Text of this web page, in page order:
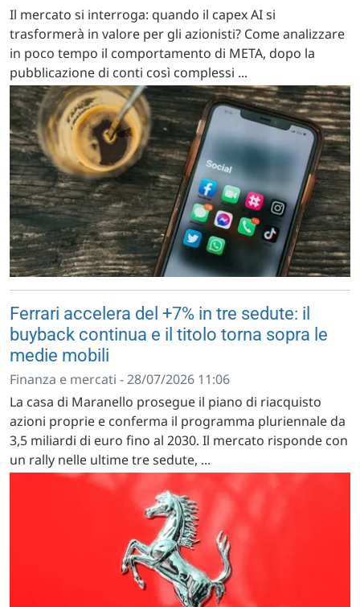
Il mercato si interroga: quando il capex AI si
trasformerà in valore per gli azionisti? Come analizzare
in poco tempo il comportamento di META, dopo la
pubblicazione di conti così complessi ...
Ferrari accelera del +7% in tre sedute: il
buyback continua e il titolo torna sopra le
medie mobili
Finanza e mercati - 28/07/2026 11:06
La casa di Maranello prosegue il piano di riacquisto
azioni proprie e conferma il programma pluriennale da
3,5 miliardi di euro fino al 2030. Il mercato risponde con
un rally nelle ultime tre sedute, ...